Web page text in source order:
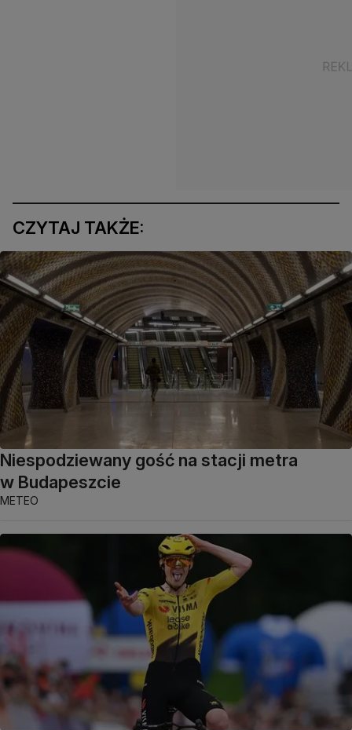
CZYTAJ TAKŻE:
Niespodziewany gość na stacji metra
w Budapeszcie
METEO